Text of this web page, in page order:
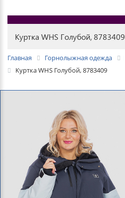
Куртка WHS Голубой, 8783409
Главная Горнолыжная одежда
Куртка WHS Голубой, 8783409